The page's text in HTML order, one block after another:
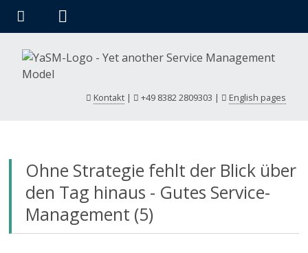
Kontakt | +49 8382 2809303 | English pages
Ohne Strategie fehlt der Blick über
den Tag hinaus - Gutes Service-
Management (5)